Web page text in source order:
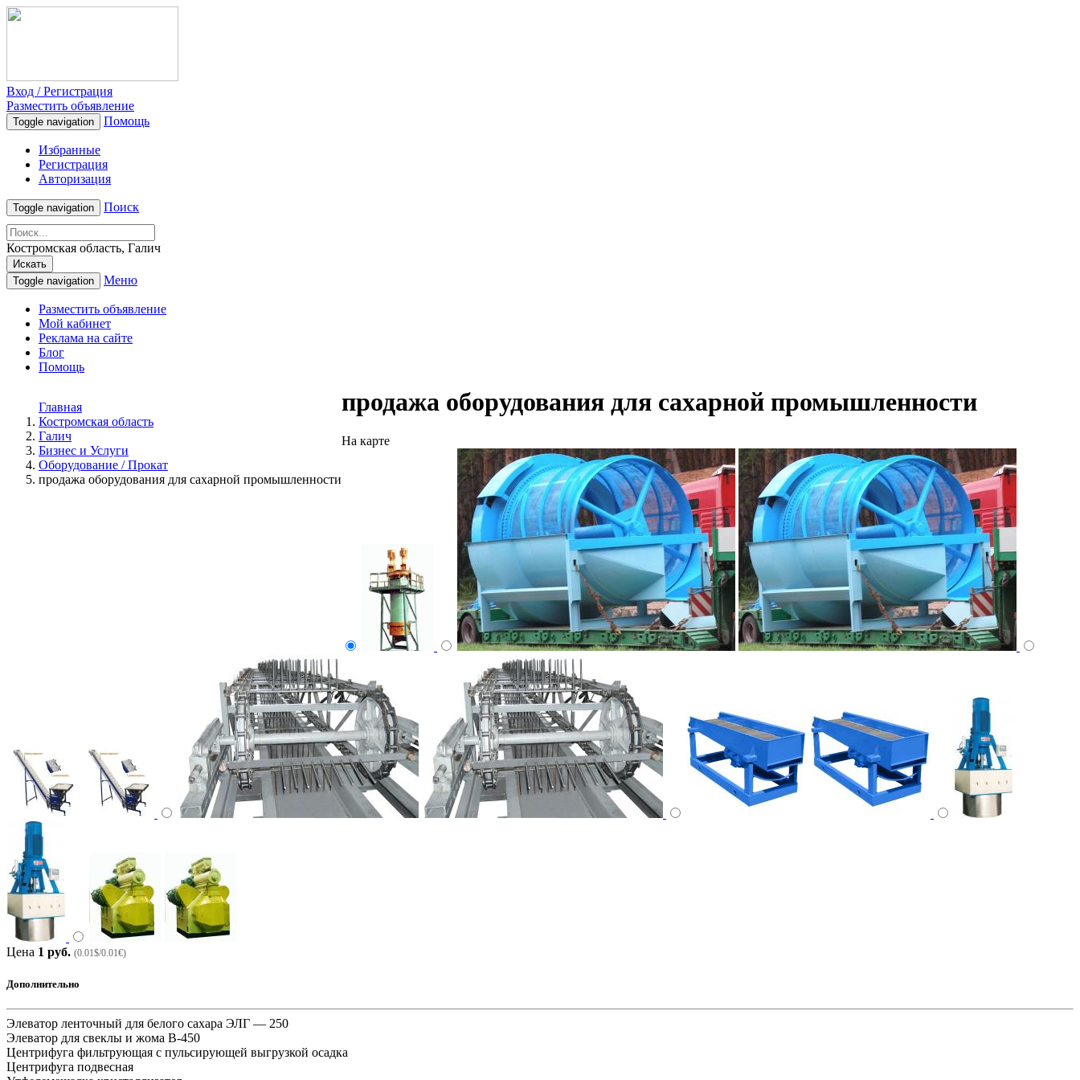
Вход / Регистрация
Разместить объявление
Toggle navigation Помощь
Избранные
Регистрация
Авторизация
Toggle navigation Поиск
Костромская область, Галич
Искать
Toggle navigation
Меню
Разместить объявление
Мой кабинет
Реклама на сайте
Блог
Помощь
Главная
Костромская область
Галич
Бизнес и Услуги
Оборудование / Прокат
продажа оборудования для сахарной промышленности
продажа оборудования для сахарной промышленности
На карте
Цена 1 руб. (0.01$/0.01€)
Дополнительно
Элеватор ленточный для белого сахара ЭЛГ — 250
Элеватор для свеклы и жома В-450
Центрифуга фильтрующая с пульсирующей выгрузкой осадка
Центрифуга подвесная